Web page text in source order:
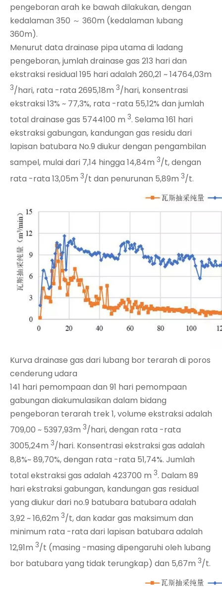
pengeboran arah ke bawah dilakukan, dengan
kedalaman 350 ～ 360m (kedalaman lubang
360m).
Menurut data drainase pipa utama di ladang
pengeboran, jumlah drainase gas 213 hari dan
ekstraksi residual 195 hari adalah 260,21 ~ 14764,03m
3/hari, rata -rata 2695,18m 3/hari, konsentrasi
ekstraksi 13% ~ 77,3%, rata -rata 55,12% dan jumlah
total drainase gas 5744100 m 3. Selama 161 hari
ekstraksi gabungan, kandungan gas residu dari
lapisan batubara No.9 diukur dengan pengambilan
sampel, mulai dari 7,14 hingga 14,84m 3/t, dengan
rata -rata 13,05m 3/t dan penurunan 5,89m 3/t.
Kurva drainase gas dari lubang bor terarah di poros
cenderung udara
141 hari pemompaan dan 91 hari pemompaan
gabungan diakumulasikan dalam bidang
pengeboran terarah trek 1, volume ekstraksi adalah
709,00 ~ 5397,93m 3/hari, dengan rata -rata
3005,24m 3/hari. Konsentrasi ekstraksi gas adalah
8,8%~ 89,70%, dengan rata -rata 51,74%. Jumlah
total ekstraksi gas adalah 423700 m 3. Dalam 89
hari ekstraksi gabungan, kandungan gas residual
yang diukur dari no.9 batubara batubara adalah
3,92 ~ 16,62m 3/t, dan kadar gas maksimum dan
minimum rata -rata dari lapisan batubara adalah
12,91m 3/t (masing -masing dipengaruhi oleh lubang
bor batubara yang tidak terungkap) dan 5,67m 3/t.